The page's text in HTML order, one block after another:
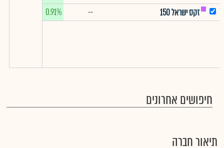
זקס ישראל 150
--
0.91%
חיפושים אחרונים
תיאור חברה